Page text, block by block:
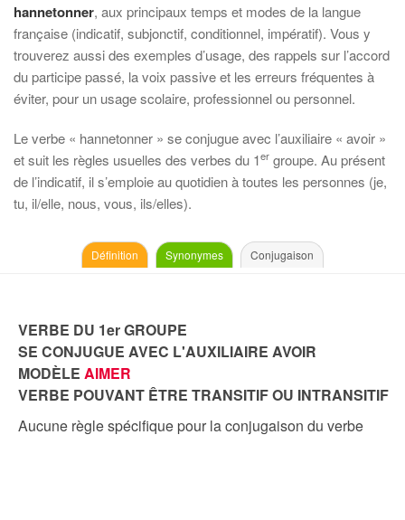
hannetonner, aux principaux temps et modes de la langue
française (indicatif, subjonctif, conditionnel, impératif). Vous y
trouverez aussi des exemples d’usage, des rappels sur l’accord
du participe passé, la voix passive et les erreurs fréquentes à
éviter, pour un usage scolaire, professionnel ou personnel.
Le verbe « hannetonner » se conjugue avec l’auxiliaire « avoir »
et suit les règles usuelles des verbes du 1er groupe. Au présent
de l’indicatif, il s’emploie au quotidien à toutes les personnes (je,
tu, il/elle, nous, vous, ils/elles).
Définition Synonymes Conjugaison
VERBE DU 1er GROUPE
SE CONJUGUE AVEC L'AUXILIAIRE AVOIR
MODÈLE AIMER
VERBE POUVANT ÊTRE TRANSITIF OU INTRANSITIF
Aucune règle spécifique pour la conjugaison du verbe